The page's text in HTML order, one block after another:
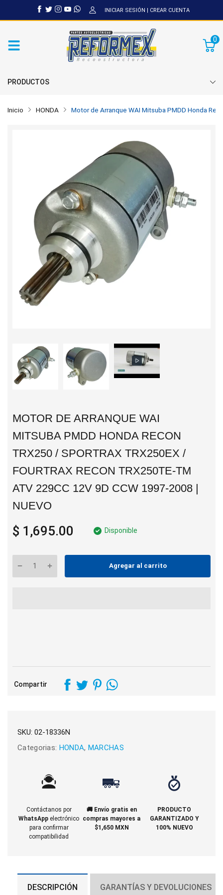
INICIAR SESIÓN | CREAR CUENTA
0
PRODUCTOS
Inicio HONDA Motor de Arranque WAI Mitsuba PMDD Honda
MOTOR DE ARRANQUE WAI
MITSUBA PMDD HONDA RECON
TRX250 / SPORTRAX TRX250EX /
FOURTRAX RECON TRX250TE-TM
ATV 229CC 12V 9D CCW 1997-2008 |
NUEVO
$ 1,695.00 Disponible
Agregar al carrito
Compartir
SKU: 02-18336N
Categorias: HONDA, MARCHAS
Contáctanos por
WhatsApp electrónico
para confirmar
compatibilidad
🚚 Envío gratis en
compras mayores a
$1,650 MXN
PRODUCTO
GARANTIZADO Y
100% NUEVO
DESCRIPCIÓN GARANTÍAS Y DEVOLUCIONES